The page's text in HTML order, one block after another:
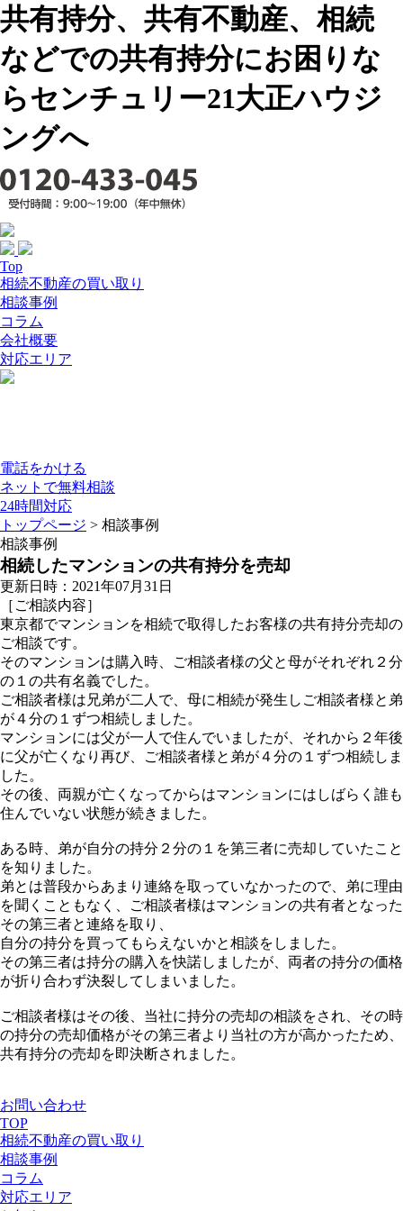
共有持分、共有不動産、相続
などでの共有持分にお困りな
らセンチュリー21大正ハウジ
ングへ
Top
相続不動産の買い取り
相談事例
コラム
会社概要
対応エリア
電話をかける
ネットで無料相談
24時間対応
トップページ > 相談事例
相談事例
相続したマンションの共有持分を売却
更新日時：2021年07月31日
［ご相談内容］
東京都でマンションを相続で取得したお客様の共有持分売却の
ご相談です。
そのマンションは購入時、ご相談者様の父と母がそれぞれ２分
の１の共有名義でした。
ご相談者様は兄弟が二人で、母に相続が発生しご相談者様と弟
が４分の１ずつ相続しました。
マンションには父が一人で住んでいましたが、それから２年後
に父が亡くなり再び、ご相談者様と弟が４分の１ずつ相続しま
した。
その後、両親が亡くなってからはマンションにはしばらく誰も
住んでいない状態が続きました。
ある時、弟が自分の持分２分の１を第三者に売却していたこと
を知りました。
弟とは普段からあまり連絡を取っていなかったので、弟に理由
を聞くこともなく、ご相談者様はマンションの共有者となった
その第三者と連絡を取り、
自分の持分を買ってもらえないかと相談をしました。
その第三者は持分の購入を快諾しましたが、両者の持分の価格
が折り合わず決裂してしまいました。
ご相談者様はその後、当社に持分の売却の相談をされ、その時
の持分の売却価格がその第三者より当社の方が高かったため、
共有持分の売却を即決断されました。
お問い合わせ
TOP
相続不動産の買い取り
相談事例
コラム
対応エリア